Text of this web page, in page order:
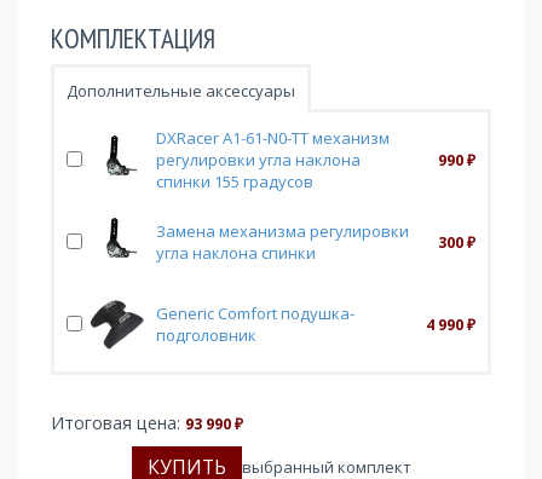
КОМПЛЕКТАЦИЯ
Дополнительные аксессуары
DXRacer A1-61-N0-TT механизм
регулировки угла наклона
спинки 155 градусов
990₽
Замена механизма регулировки
угла наклона спинки
300₽
Generic Comfort подушка-
подголовник
4 990₽
Итоговая цена: 93 990₽
выбранный комплект